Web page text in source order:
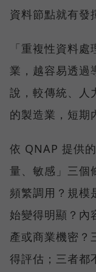
資料節點就有發
「重複性資料
業，越容易透過
說，較傳統、人
的製造業，短期
依 QNAP 提供
量、敏感」三個
頻繁調用？規模
始變得明顯？內
產或商業機密？
得評估；三者都